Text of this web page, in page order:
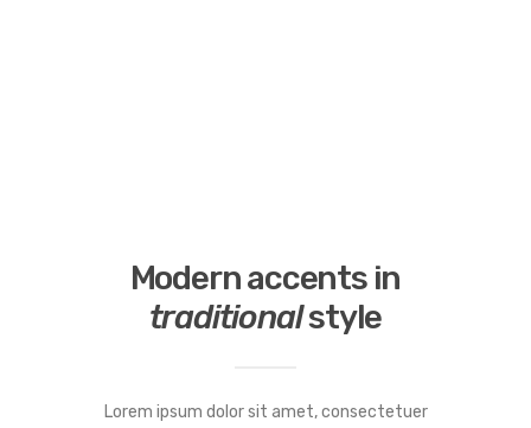
Modern accents in
traditionalstyle
Lorem ipsum dolor sit amet, consectetuer